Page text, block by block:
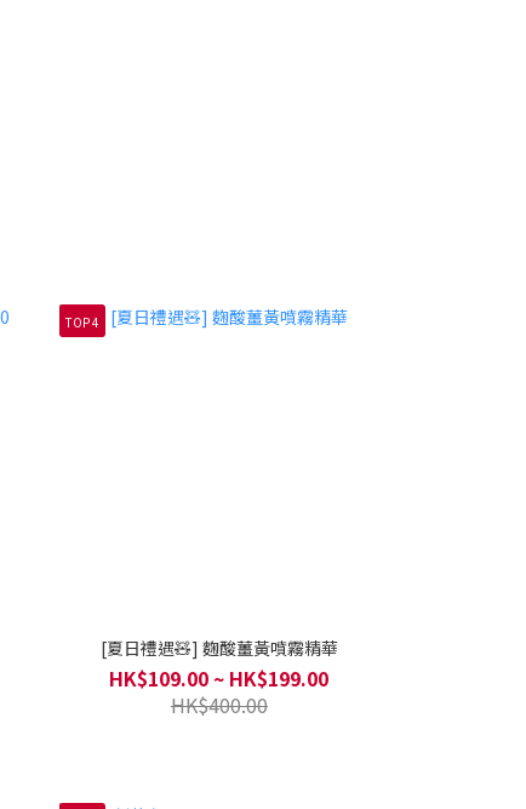
TOP 4
[夏日禮遇🧸] 麴酸薑黃噴霧精華
HK$109.00 ~ HK$199.00
HK$400.00